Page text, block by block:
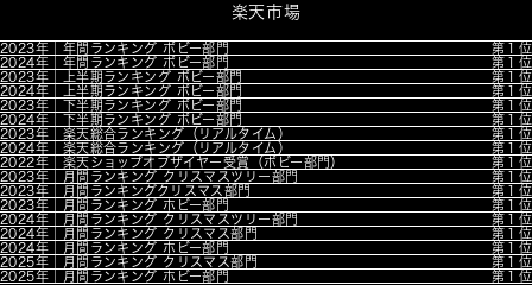
楽天市場
2023年｜年間ランキング ボビー部門
第１位
2024年｜年間ランキング ボビー部門
第１位
2023年｜上半期ランキング ボビー部門
第１位
2024年｜上半期ランキング ボビー部門
第１位
2023年｜下半期ランキング ボビー部門
第１位
2024年｜下半期ランキング ボビー部門
第１位
2023年｜楽天総合ランキング（リアルタイム）
第１位
2024年｜楽天総合ランキング（リアルタイム）
第１位
2022年｜楽天ショップオブザイヤー受賞（ボビー部門）
第１位
2023年｜月間ランキング クリスマスツリー部門
第１位
2023年｜月間ランキングクリスマス部門
第１位
2023年｜月間ランキング ホビー部門
第１位
2024年｜月間ランキング クリスマスツリー部門
第１位
2024年｜月間ランキング クリスマス部門
第１位
2024年｜月間ランキング ホビー部門
第１位
2025年｜月間ランキング クリスマス部門
第１位
2025年｜月間ランキング ホビー部門
第１位